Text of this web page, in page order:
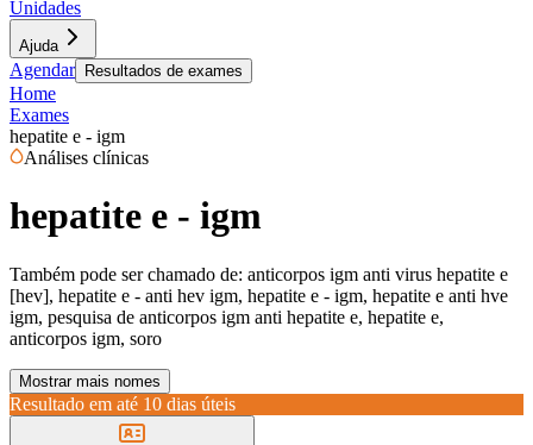
Unidades
Ajuda
Agendar Resultados de exames
Home
Exames
hepatite e - igm
Análises clínicas
hepatite e - igm
Também pode ser chamado de: anticorpos igm anti virus hepatite e
[hev], hepatite e - anti hev igm, hepatite e - igm, hepatite e anti hve
igm, pesquisa de anticorpos igm anti hepatite e, hepatite e,
anticorpos igm, soro
Mostrar mais nomes
Resultado em até 10 dias úteis